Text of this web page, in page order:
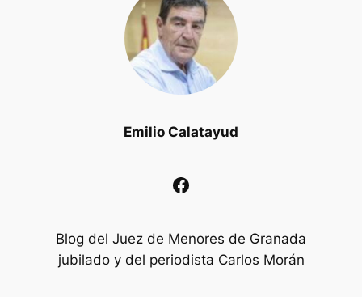
Emilio Calatayud
Facebook
Blog del Juez de Menores de Granada
jubilado y del periodista Carlos Morán